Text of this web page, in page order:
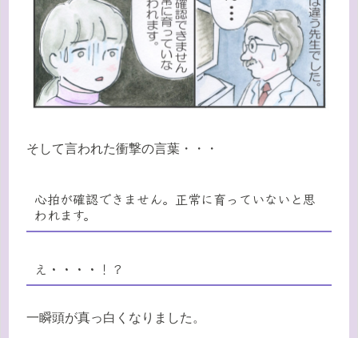
そして言われた衝撃の言葉・・・
心拍が確認できません。正常に育っていないと思
われます。
え・・・・！？
一瞬頭が真っ白くなりました。